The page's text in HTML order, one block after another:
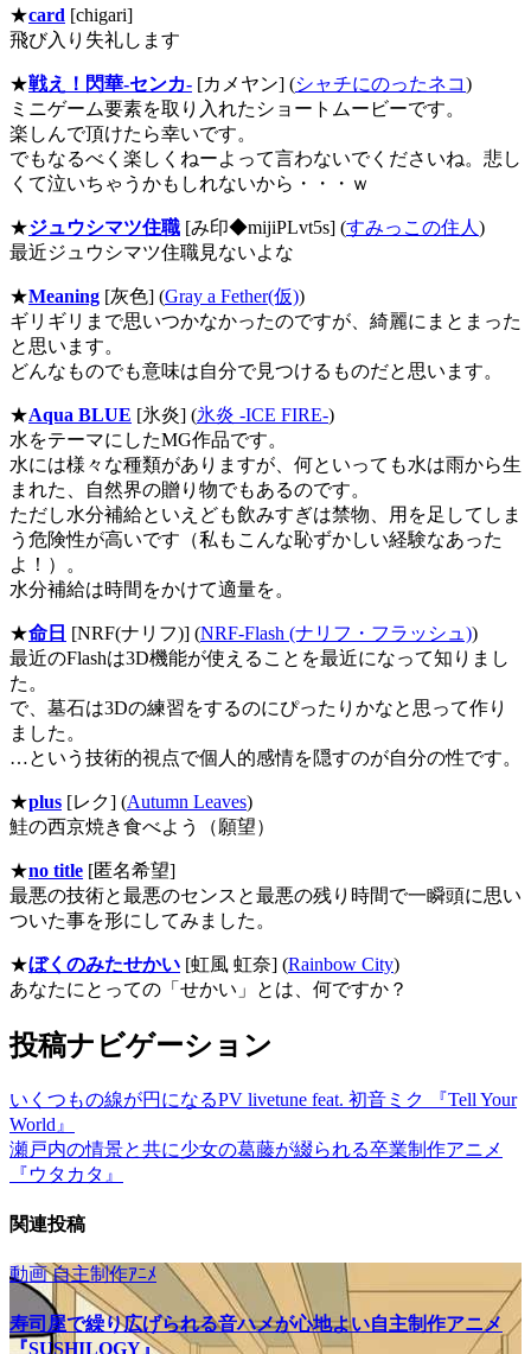
★card [chigari]
飛び入り失礼します
★戦え！閃華-センカ- [カメヤン] (シャチにのったネコ)
ミニゲーム要素を取り入れたショートムービーです。
楽しんで頂けたら幸いです。
でもなるべく楽しくねーよって言わないでくださいね。悲し
くて泣いちゃうかもしれないから・・・ｗ
★ジュウシマツ住職 [み印◆mijiPLvt5s] (すみっこの住人 )
最近ジュウシマツ住職見ないよな
★Meaning [灰色] (Gray a Fether(仮))
ギリギリまで思いつかなかったのですが、綺麗にまとまった
と思います。
どんなものでも意味は自分で見つけるものだと思います。
★Aqua BLUE [氷炎] (氷炎 -ICE FIRE-)
水をテーマにしたMG作品です。
水には様々な種類がありますが、何といっても水は雨から生
まれた、自然界の贈り物でもあるのです。
ただし水分補給といえども飲みすぎは禁物、用を足してしま
う危険性が高いです（私もこんな恥ずかしい経験なあった
よ！）。
水分補給は時間をかけて適量を。
★命日 [NRF(ナリフ)] (NRF-Flash (ナリフ・フラッシュ))
最近のFlashは3D機能が使えることを最近になって知りまし
た。
で、墓石は3Dの練習をするのにぴったりかなと思って作り
ました。
…という技術的視点で個人的感情を隠すのが自分の性です。
★plus [レク] (Autumn Leaves)
鮭の西京焼き食べよう（願望）
★no title [匿名希望]
最悪の技術と最悪のセンスと最悪の残り時間で一瞬頭に思い
ついた事を形にしてみました。
★ぼくのみたせかい [虹風 虹奈] (Rainbow City)
あなたにとっての「せかい」とは、何ですか？
投稿ナビゲーション
いくつもの線が円になるPV livetune feat. 初音ミク 『Tell Your
World』
瀬戸内の情景と共に少女の葛藤が綴られる卒業制作アニメ
『ウタカタ』
関連投稿
動画自主制作ｱﾆﾒ
寿司屋で繰り広げられる音ハメが心地よい自主制作アニメ
『SUSHILOGY』